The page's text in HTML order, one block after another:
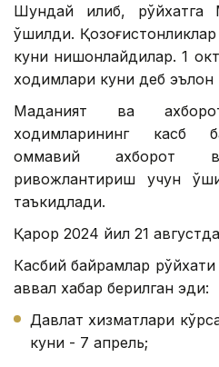
Шундай қилиб,
қўшилди.
куни нишонлайдилар. 1
ходимлари куни деб эълон
Маданият ва
ходимларининг касб
оммавий ахборот
ривожлантириш учун
таъкидлади.
Қарор 2024 йил 21
Касбий байрамлар рўйхати
аввал хабар берилган эди:
Давлат хизматлари
куни - 7 апрель;